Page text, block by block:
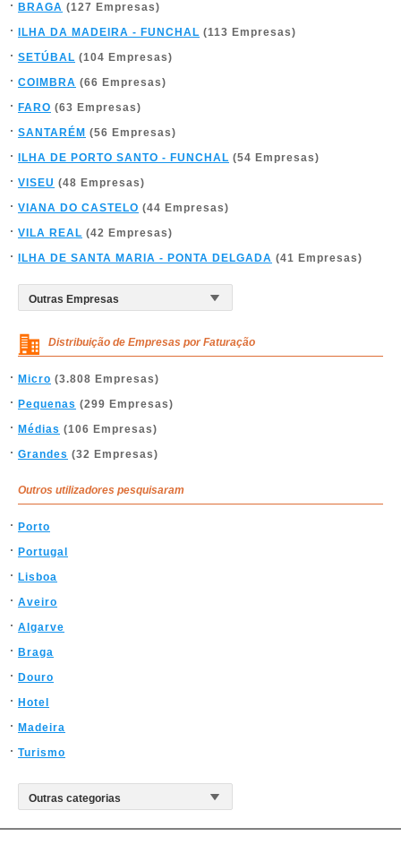
BRAGA (127 Empresas)
ILHA DA MADEIRA - FUNCHAL (113 Empresas)
SETÚBAL (104 Empresas)
COIMBRA (66 Empresas)
FARO (63 Empresas)
SANTARÉM (56 Empresas)
ILHA DE PORTO SANTO - FUNCHAL (54 Empresas)
VISEU (48 Empresas)
VIANA DO CASTELO (44 Empresas)
VILA REAL (42 Empresas)
ILHA DE SANTA MARIA - PONTA DELGADA (41 Empresas)
Distribuição de Empresas por Faturação
Micro (3.808 Empresas)
Pequenas (299 Empresas)
Médias (106 Empresas)
Grandes (32 Empresas)
Outros utilizadores pesquisaram
Porto
Portugal
Lisboa
Aveiro
Algarve
Braga
Douro
Hotel
Madeira
Turismo